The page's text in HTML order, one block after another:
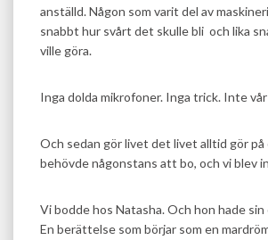
anställd. Någon som varit del av
snabbt hur svårt det skulle bli och lika
ville göra.
Inga dolda mikrofoner. Inga trick. Inte
Och sedan gör livet det livet alltid gör
behövde någonstans att bo, och vi blev
Vi bodde hos Natasha. Och hon hade
En berättelse som börjar som en